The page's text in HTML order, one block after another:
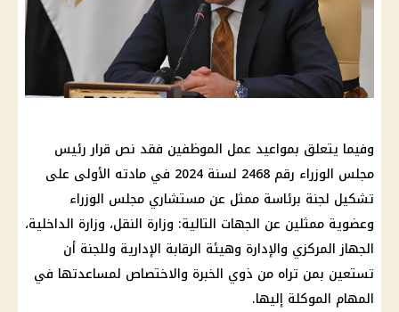
وفيما يتعلق بمواعيد عمل الموظفين فقد نص قرار رئيس
مجلس الوزراء رقم 2468 لسنة 2024 في مادته الأولى على
تشكيل لجنة برئاسة ممثل عن مستشاري مجلس الوزراء
وعضوية ممثلين عن الجهات التالية: وزارة النقل، وزارة الداخلية،
الجهاز المركزي والإدارة وهيئة الرقابة الإدارية وللجنة أن
تستعين بمن تراه من ذوي الخبرة والاختصاص لمساعدتها في
المهام الموكلة إليها.